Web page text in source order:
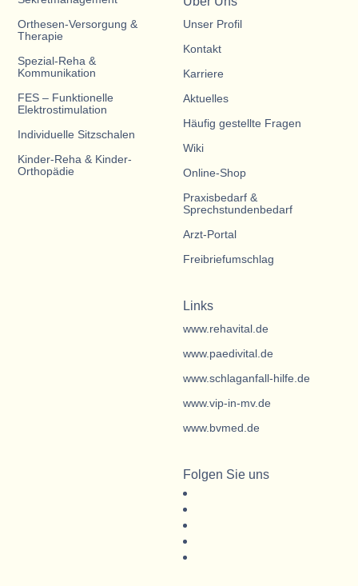
Orthesen-Versorgung &
Therapie
Spezial-Reha &
Kommunikation
FES – Funktionelle
Elektrostimulation
Individuelle Sitzschalen
Kinder-Reha & Kinder-
Orthopädie
Unser Profil
Kontakt
Karriere
Aktuelles
Häufig gestellte Fragen
Wiki
Online-Shop
Praxisbedarf &
Sprechstundenbedarf
Arzt-Portal
Freibriefumschlag
Links
www.rehavital.de
www.paedivital.de
www.schlaganfall-hilfe.de
www.vip-in-mv.de
www.bvmed.de
Folgen Sie uns